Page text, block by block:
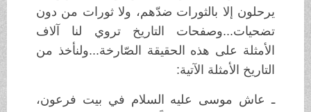
يرحلون إلا بالثورات ضدّهم، ولا ثورات من دون
تضحيات...وصفحات التاريخ تروي لنا آلاف
الأمثلة على هذه الحقيقة الصّارخة...ولنأخذ من
التاريخ الأمثلة الآتية:
ـ عاش موسى عليه السلام في بيت فرعون،